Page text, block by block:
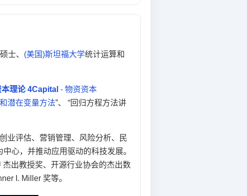
士、 (美国)斯坦福大学统计运算和
本理论 4Capital - 物资资本
潜在变量方法”、 “回归方程方法讲
业评估、营销管理、风险分析、民
心，并推动应用驱动的科技发展。
出教授奖、开源行业协会的杰出数
I. Miller 奖等。